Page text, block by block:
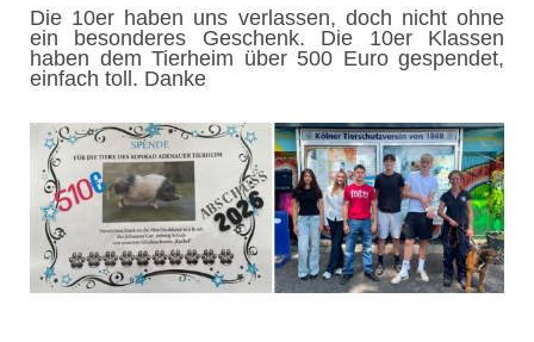
Die 10er haben uns verlassen, doch nicht ohne
ein besonderes Geschenk. Die 10er Klassen
haben dem Tierheim über 500 Euro gespendet,
einfach toll. Danke